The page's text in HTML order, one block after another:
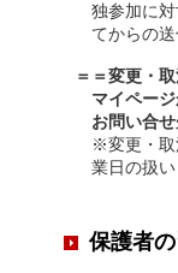
独参加に
てからの送
＝＝変更・
マイペー
お問い合
※変更・取
業日の扱
保護者